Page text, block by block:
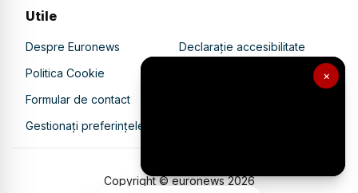
×
Utile
Despre Euronews
Declarație accesibilitate
Politica Cookie
Politica de confidențialitate
Formular de contact
Gestionați preferințele
Copyright © euronews2026